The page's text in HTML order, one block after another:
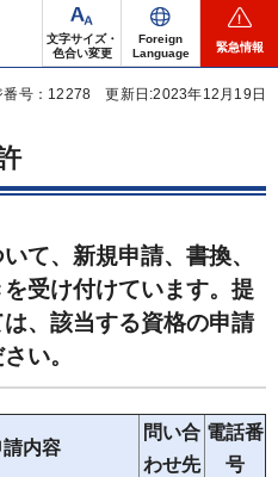
文字サイズ・
色合い変更
Foreign
Language
緊急情報
番号：12278 更新日:2023年12月19日
て、新規申請、書換、
受け付けています。提
、該当する資格の申請
い。
請内容
問い合
わせ先
電話番
号